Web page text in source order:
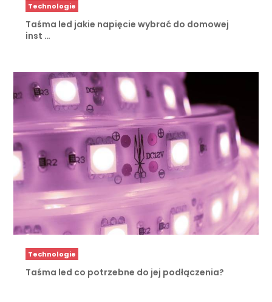
Technologie
Taśma led jakie napięcie wybrać do domowej
inst …
Technologie
Taśma led co potrzebne do jej podłączenia?